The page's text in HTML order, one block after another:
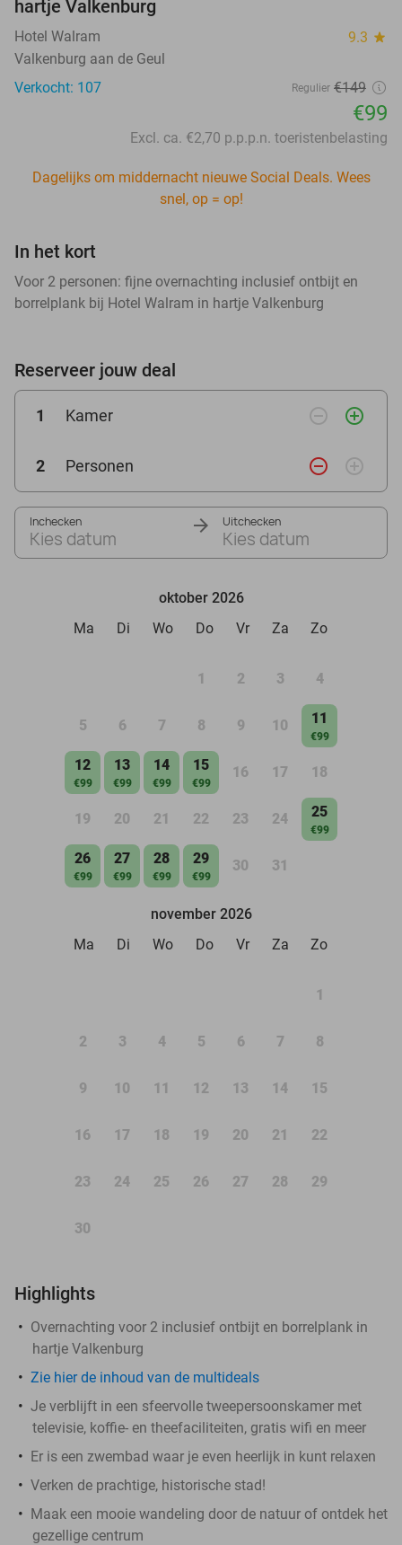
hartje Valkenburg
Hotel Walram 9.3 star
Valkenburg aan de Geul
Verkocht: 107
Regulier €149
€99
Excl. ca. €2,70 p.p.p.n. toeristenbelasting
Dagelijks om middernacht nieuwe Social Deals. Wees
snel, op = op!
In het kort
Voor 2 personen: fijne overnachting inclusief ontbijt en
borrelplank bij Hotel Walram in hartje Valkenburg
Reserveer jouw deal
1 Kamer remove_circle_outline add_circle_outline
2 Personen remove_circle_outline add_circle_outline
Inchecken
Kies datum
Uitchecken
Kies datum
oktober 2026
Ma
Di Wo Do Vr Za Zo
1 2 3 4
5 6 7 8 9 10 11
€99
12
€99
13
€99
14
€99
15
€99
16 17 18
19 20 21 22 23 24 25
€99
26
€99
27
€99
28
€99
29
€99
30 31
november 2026
Ma
Di Wo Do Vr Za Zo
1
2 3 4 5 6 7 8
9 10 11 12 13 14 15
16 17 18 19 20 21 22
23 24 25 26 27 28 29
30
Highlights
Overnachting voor 2 inclusief ontbijt en borrelplank in
hartje Valkenburg
Zie hier de inhoud van de multideals
Je verblijft in een sfeervolle tweepersoonskamer met
televisie, koffie- en theefaciliteiten, gratis wifi en meer
Er is een zwembad waar je even heerlijk in kunt relaxen
Verken de prachtige, historische stad!
Maak een mooie wandeling door de natuur of ontdek het
gezellige centrum